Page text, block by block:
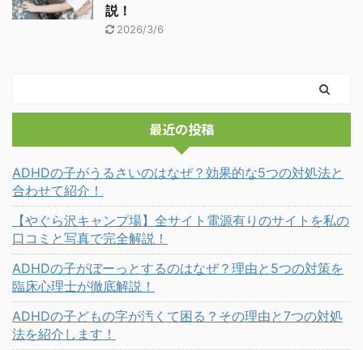
説！
2026/3/6
最近の投稿
ADHDの子がうるさいのはなぜ？効果的な5つの対処法と
合わせて紹介！
【やぐら沢キャンプ場】全サイト電源有りのサイトを私の
口コミと写真で完全解説！
ADHDの子がぼーっとするのはなぜ？理由と5つの対策を
臨床心理士が徹底解説！
ADHDの子どもの字が汚くて困る？その理由と7つの対処
法を紹介します！